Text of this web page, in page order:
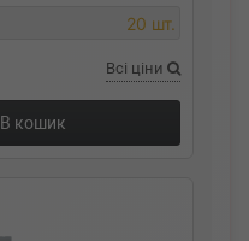
20 шт.
Всі ціни
В кошик